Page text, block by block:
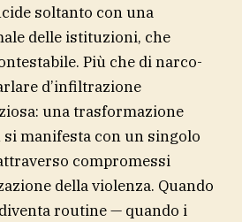
soltanto con una
delle istituzioni, che
Più che di narco-
d’infiltrazione
una trasformazione
manifesta con un singolo
compromessi
della violenza. Quando
routine — quando i